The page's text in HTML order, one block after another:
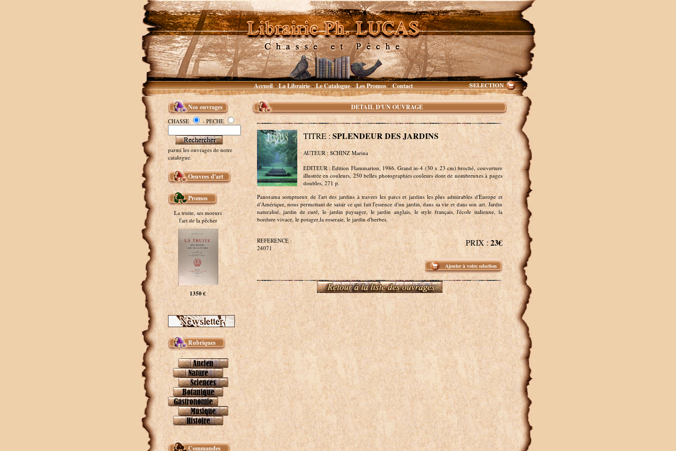
Accueil~La Librairie~Le Catalogue~Les Promos~Contact
Nos ouvrages
CHASSE - PECHE
parmi les ouvrages de notre
catalogue.
Oeuvres d'art
Promos
La truite, ses moeurs
l'art de la pêcher
1350 €
Rubriques
Commandes
DETAIL D'UN OUVRAGE
TITRE : SPLENDEUR DES JARDINS
AUTEUR : SCHINZ Marina
EDITEUR : Edition Flammarion, 1986. Grand in-4 (30 x 23 cm) broché, couverture
illustrée en couleurs, 250 belles photographies couleurs dont de nombreuxes à pages
doubles, 271 p.
Panorama somptueux de l'art des jardins à travers les parcs et jardins les plus admirables d'Europe et
d'Amérique, nous permettant de saisir ce qui fait l'essence d'un jardin, dans sa vie et dans son art. Jardin
naturalisé, jardin de curé, le jardin paysager, le jardin anglais, le style français, l'école italienne, la
bordure vivace, le potager,la roseraie, le jardin d'herbes.
REFERENCE :
24071
PRIX :23€
Ajouter à votre selection